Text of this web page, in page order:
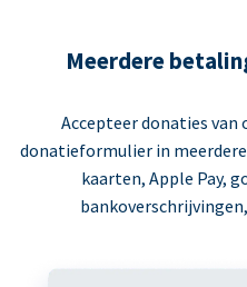
Meerdere
Accepteer donaties
donatieformulier in
kaarten, Apple Pay,